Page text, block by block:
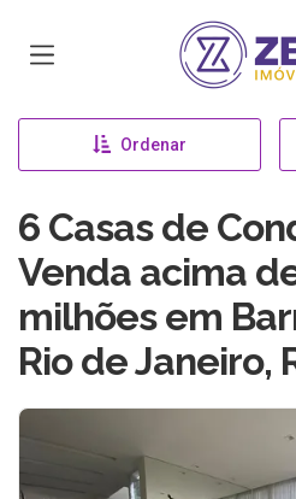
Página
Ordenar
6 Casas de
Venda acima
milhões em
Rio de Janeiro,